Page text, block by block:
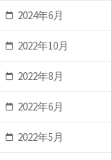
2024年6月
2022年10月
2022年8月
2022年6月
2022年5月